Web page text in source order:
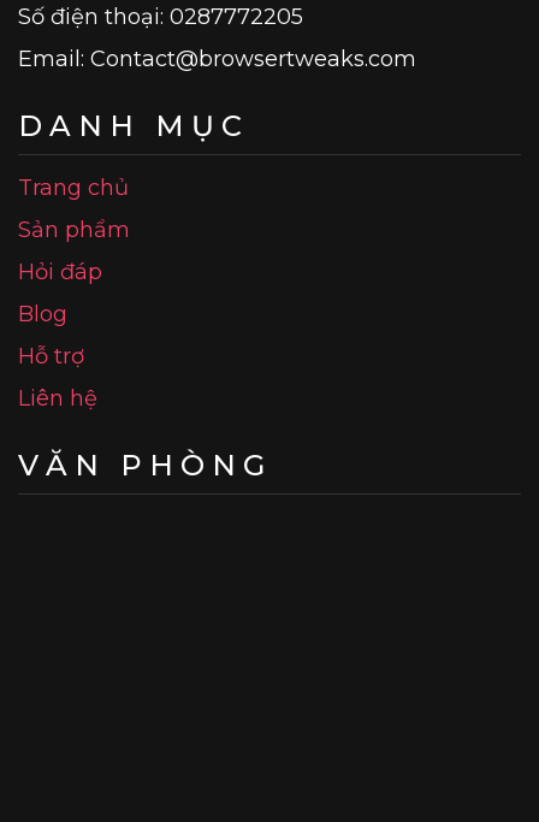
Số điện thoại: 0287772205
Email: Contact@browsertweaks.com
DANH MỤC
Trang chủ
Sản phẩm
Hỏi đáp
Blog
Hỗ trợ
Liên hệ
VĂN PHÒNG